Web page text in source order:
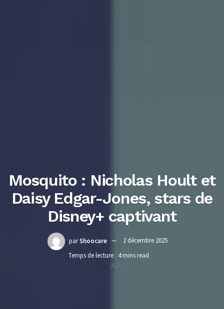
Mosquito : Nicholas Hoult et
Daisy Edgar-Jones, stars de
Disney+ captivant
par Shoocare
2 décembre 2025
Temps de lecture : 4 mins read
AA